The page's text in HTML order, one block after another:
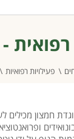
פעילויות רפואיות
חמצון מכילים